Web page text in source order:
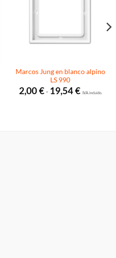
Marcos Jung en blanco alpino
LS 990
2,00€ - 19,54€Rango
de
I.V.A. incluido.